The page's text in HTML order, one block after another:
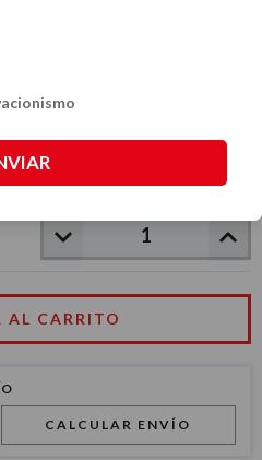
familiares
CALCULAR ENVÍO